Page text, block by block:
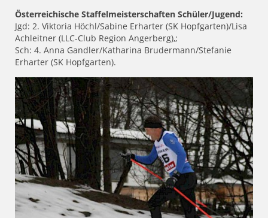
Österreichische Staffelmeisterschaften Schüler/Jugend:
Jgd: 2. Viktoria Höchl/Sabine Erharter (SK Hopfgarten)/Lisa
Achleitner (LLC-Club Region Angerberg),;
Sch: 4. Anna Gandler/Katharina Brudermann/Stefanie
Erharter (SK Hopfgarten).